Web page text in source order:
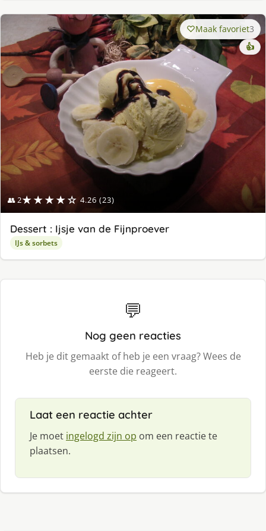
👥 2★★★★☆ 4.26 (23)
Maak favoriet3
👍
Dessert : Ijsje van de Fijnproever
IJs & sorbets
💬
Nog geen reacties
Heb je dit gemaakt of heb je een vraag? Wees de
eerste die reageert.
Laat een reactie achter
Je moet ingelogd zijn op om een reactie te
plaatsen.